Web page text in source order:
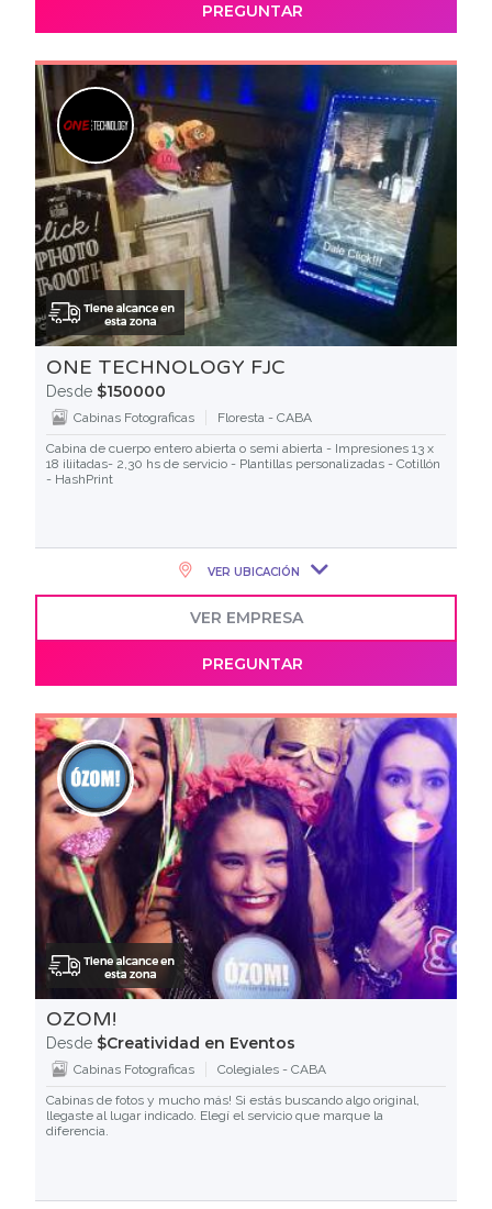
PREGUNTAR
ONE TECHNOLOGY FJC
Desde $150000
Cabinas Fotograficas
Floresta - CABA
Cabina de cuerpo entero abierta o semi abierta - Impresiones 13 x
18 iliitadas- 2,30 hs de servicio - Plantillas personalizadas - Cotillón
- HashPrint
VER UBICACIÓN
VER EMPRESA
PREGUNTAR
OZOM!
Desde $Creatividad en Eventos
Cabinas Fotograficas
Colegiales - CABA
Cabinas de fotos y mucho más! Si estás buscando algo original,
llegaste al lugar indicado. Elegí el servicio que marque la
diferencia.